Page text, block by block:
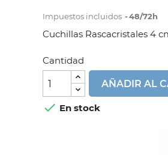
Impuestos incluidos 48/72h
Cuchillas Rascacristales 4
Cantidad
AÑADIR AL
 En stock